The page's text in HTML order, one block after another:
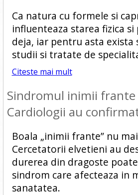
Ca natura cu formele si
influenteaza starea fizica si
deja, iar pentru asta exista
studii si tratate de
Citeste mai mult
Sindromul inimii frante
Cardiologii au
Boala „inimii frante” nu
Cercetatorii elvetieni au
durerea din dragoste
sindrom care afecteaza in
sanatatea.